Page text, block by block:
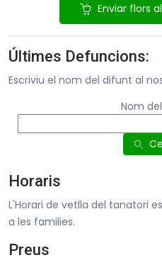
Enviar flors
Últimes Defuncions:
Escriviu el nom del difunt al
Nom
Horaris
L'Horari de vetlla del tanatori
a les families.
Preus